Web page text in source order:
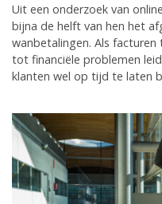
Uit een onderzoek van
bijna de helft van hen het
wanbetalingen. Als
tot financiële problemen
klanten wel op tijd te laten